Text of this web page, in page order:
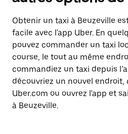
Obtenir un taxi à Beuzeville
facile avec l'app Uber. En
pouvez commander un taxi
course, le tout au même
commandiez un taxi depuis
découvriez un nouvel
Uber.com ou ouvrez l'app et
à Beuzeville.